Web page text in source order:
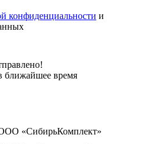
конфиденциальности и
ближайшее время
«СибирьКомплект»